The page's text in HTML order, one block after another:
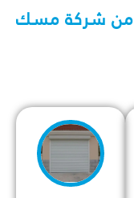
من شركة مسك